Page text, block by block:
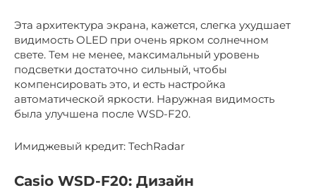
Эта архитектура экрана, кажется, слегка ухудшает
видимость OLED при очень ярком солнечном
свете. Тем не менее, максимальный уровень
подсветки достаточно сильный, чтобы
компенсировать это, и есть настройка
автоматической яркости. Наружная видимость
была улучшена после WSD-F20.
Имиджевый кредит: TechRadar
Casio WSD-F20: Дизайн